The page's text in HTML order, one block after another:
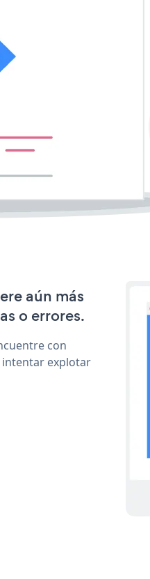
aún más
o errores.
con
intentar explotar